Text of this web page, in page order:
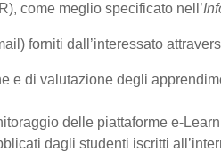
come meglio specificato nell’
forniti dall’interessato
e di valutazione degli
delle piattaforme e-
dagli studenti iscritti